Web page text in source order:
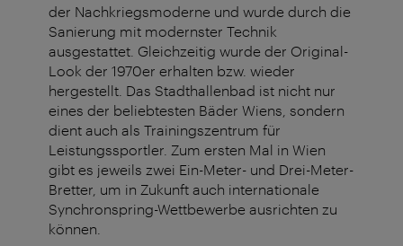
der Nachkriegsmoderne und wurde durch die
Sanierung mit modernster Technik
ausgestattet. Gleichzeitig wurde der Original-
Look der 1970er erhalten bzw. wieder
hergestellt. Das Stadthallenbad ist nicht nur
eines der beliebtesten Bäder Wiens, sondern
dient auch als Trainingszentrum für
Leistungssportler. Zum ersten Mal in Wien
gibt es jeweils zwei Ein-Meter- und Drei-Meter-
Bretter, um in Zukunft auch internationale
Synchronspring-Wettbewerbe ausrichten zu
können.